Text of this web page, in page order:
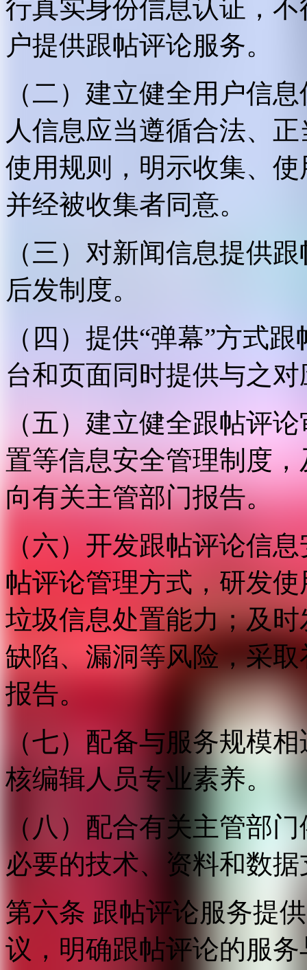
行真实身份信息认证，
户提供跟帖评论服务。
（二）建立健全用户信
人信息应当遵循合法、
使用规则，明示收集、
并经被收集者同意。
（三）对新闻信息提供
后发制度。
（四）提供“弹幕”方式
台和页面同时提供与之
（五）建立健全跟帖评
置等信息安全管理制度
向有关主管部门报告。
（六）开发跟帖评论信
帖评论管理方式，研发
垃圾信息处置能力；及
缺陷、漏洞等风险，采
报告。
（七）配备与服务规模
核编辑人员专业素养。
（八）配合有关主管部
必要的技术、资料和数
第六条 跟帖评论服务提
议，明确跟帖评论的服